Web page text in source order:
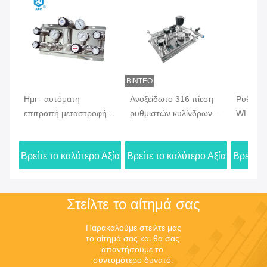
Ημι - αυτόματη
επιτροπή μεταστροφής
αζώτου 500 Psig μακριά
διάρκεια ζωής
Βρείτε το καλύτερο Αξία
ΒΊΝΤΕΟ
Ανοξείδωτο 316 πίεση
ρυθμιστών κυλίνδρων
υδρογόνου αζώτου
Βρείτε το καλύτερο Αξία
WL300
Βρείτε
Στείλτε το αίτημά σας
Παρακαλούμε στείλτε μας
το αίτημά σας και θα σας
απαντήσουμε το
συντομότερο δυνατό.